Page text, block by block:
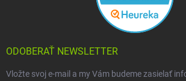
ODOBERAŤ NEWSLETTER
Vložte svoj e-mail a my Vám budeme zasielať